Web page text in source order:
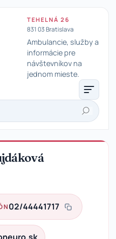
TEHELNÁ 26
831 03 Bratislava
Ambulancie, služby a
informácie pre
návštevníkov na
jednom mieste.
Hľadať
02/44441717